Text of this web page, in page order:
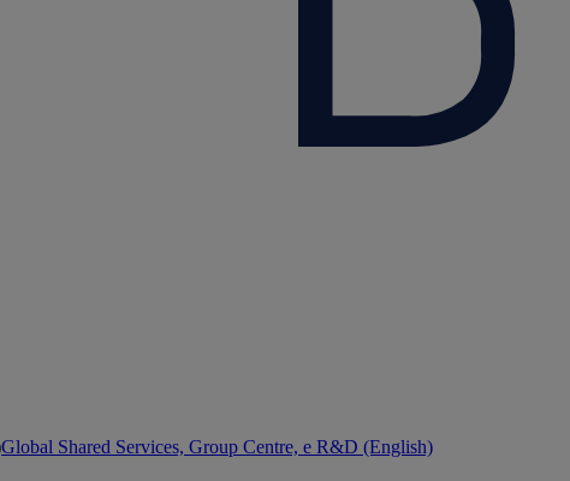
Global Shared Services, Group Centre, e R&D (English)